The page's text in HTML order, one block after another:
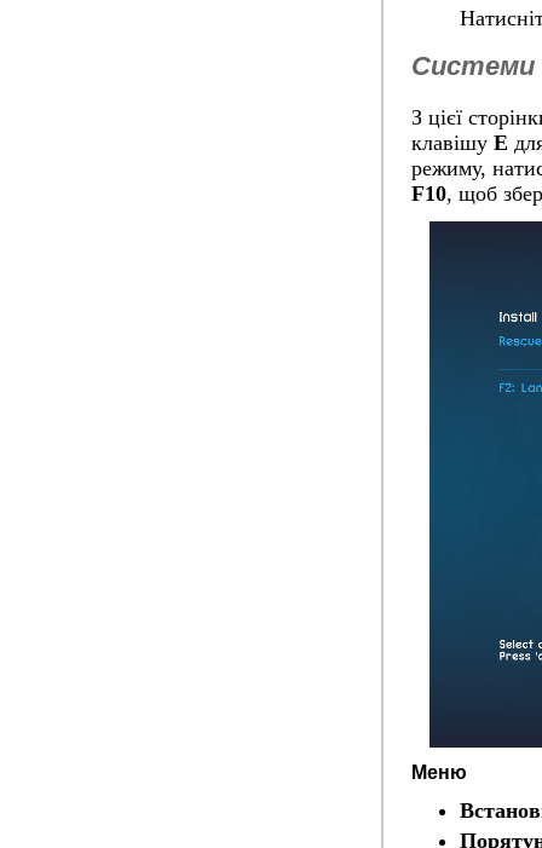
Системи
З цієї
клавішу E
режиму,
F10, щоб
Меню